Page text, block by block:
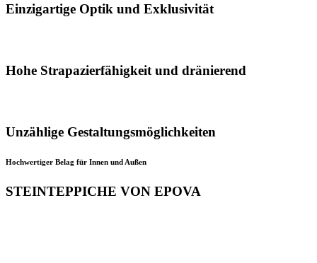
Einzigartige Optik und Exklusivität
Hohe Strapazierfähigkeit und dränierend
Unzählige Gestaltungsmöglichkeiten
Hochwertiger Belag für Innen und Außen
STEINTEPPICHE VON EPOVA